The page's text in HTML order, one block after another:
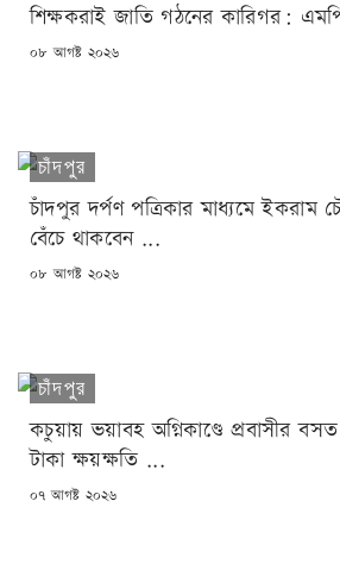
শিক্ষকরাই জাতি গঠনের কারিগর:
POSTED
০৮ আগষ্ট ২০২৬
চাঁদপুর
চাঁদপুর দর্পণ পত্রিকার মাধ্যমে ইকরাম
বেঁচে থাকবেন ...
POSTED
০৮ আগষ্ট ২০২৬
চাঁদপুর
কচুয়ায় ভয়াবহ অগ্নিকাণ্ডে প্রবাসীর
টাকা ক্ষয়ক্ষতি ...
POSTED
০৭ আগষ্ট ২০২৬